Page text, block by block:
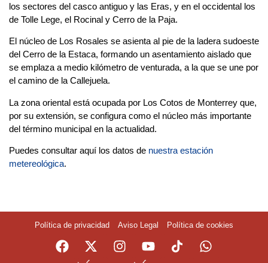
los sectores del casco antiguo y las Eras, y en el occidental los
de Tolle Lege, el Rocinal y Cerro de la Paja.
El núcleo de Los Rosales se asienta al pie de la ladera sudoeste
del Cerro de la Estaca, formando un asentamiento aislado que
se emplaza a medio kilómetro de venturada, a la que se une por
el camino de la Callejuela.
La zona oriental está ocupada por Los Cotos de Monterrey que,
por su extensión, se configura como el núcleo más importante
del término municipal en la actualidad.
Puedes consultar aquí los datos de nuestra estación
metereológica.
Política de privacidad Aviso Legal Política de cookies